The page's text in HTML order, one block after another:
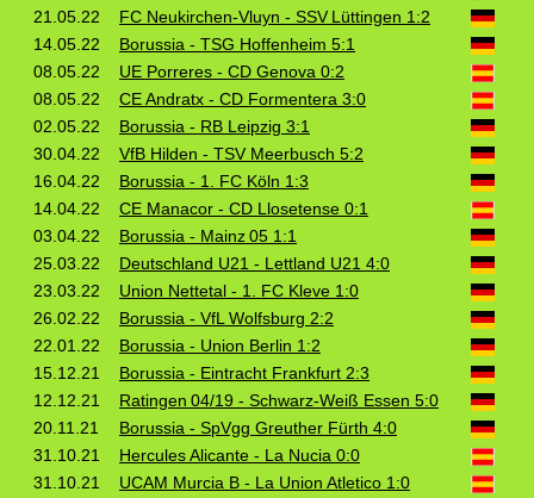
21.05.22
FC Neukirchen‑Vluyn - SSV Lüttingen 1:2
14.05.22
Borussia - TSG Hoffenheim 5:1
08.05.22
UE Porreres - CD Genova 0:2
08.05.22
CE Andratx - CD Formentera 3:0
02.05.22
Borussia - RB Leipzig 3:1
30.04.22
VfB Hilden - TSV Meerbusch 5:2
16.04.22
Borussia - 1. FC Köln 1:3
14.04.22
CE Manacor - CD Llosetense 0:1
03.04.22
Borussia - Mainz 05 1:1
25.03.22
Deutschland U21 - Lettland U21 4:0
23.03.22
Union Nettetal - 1. FC Kleve 1:0
26.02.22
Borussia - VfL Wolfsburg 2:2
22.01.22
Borussia - Union Berlin 1:2
15.12.21
Borussia - Eintracht Frankfurt 2:3
12.12.21
Ratingen 04/19 - Schwarz‑Weiß Essen 5:0
20.11.21
Borussia - SpVgg Greuther Fürth 4:0
31.10.21
Hercules Alicante - La Nucia 0:0
31.10.21
UCAM Murcia B - La Union Atletico 1:0